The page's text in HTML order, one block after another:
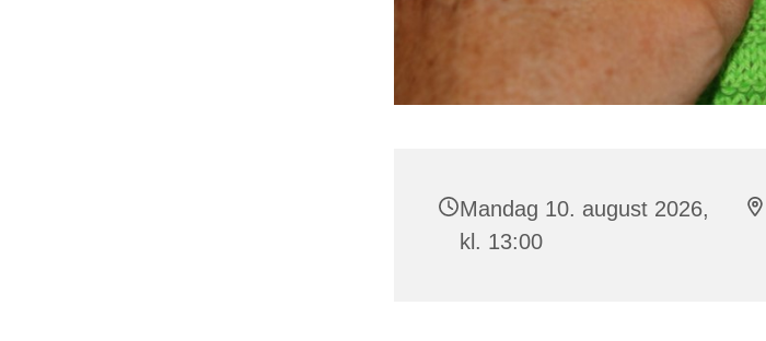
Mandag 10. august 2026,
kl. 13:00